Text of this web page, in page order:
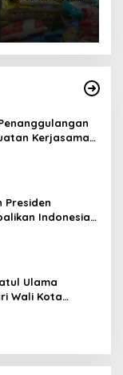
Kerjasama
Ulama
Presiden
Indonesia
Ulama
Wali Kota